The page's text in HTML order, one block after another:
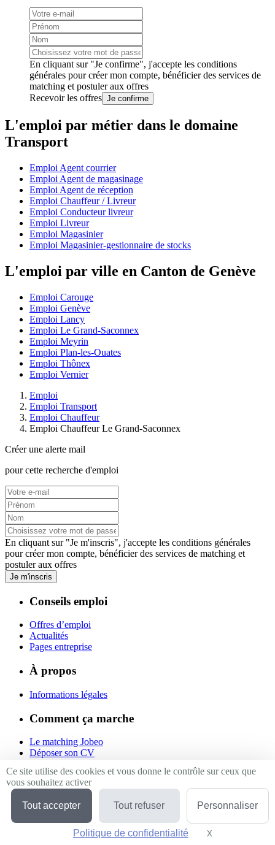
En cliquant sur "Je confirme", j'accepte les conditions
générales pour créer mon compte, bénéficier des services de
matching et postuler aux offres
Recevoir les offres Je confirme
L'emploi par métier dans le domaine
Transport
Emploi Agent courrier
Emploi Agent de magasinage
Emploi Agent de réception
Emploi Chauffeur / Livreur
Emploi Conducteur livreur
Emploi Livreur
Emploi Magasinier
Emploi Magasinier-gestionnaire de stocks
L'emploi par ville en Canton de Genève
Emploi Carouge
Emploi Genève
Emploi Lancy
Emploi Le Grand-Saconnex
Emploi Meyrin
Emploi Plan-les-Ouates
Emploi Thônex
Emploi Vernier
Emploi
Emploi Transport
Emploi Chauffeur
Emploi Chauffeur Le Grand-Saconnex
Créer une alerte mail
pour cette recherche d'emploi
En cliquant sur "Je m'inscris", j'accepte les conditions générales
pour créer mon compte, bénéficier des services de matching et
postuler aux offres
Je m'inscris
Conseils emploi
Offres d’emploi
Actualités
Pages entreprise
À propos
Informations légales
Comment ça marche
Le matching Jobeo
Déposer son CV
Suivez-nous
Linkedin
Facebook
Twitter
Ce site utilise des cookies et vous donne le contrôle sur ceux que
vous souhaitez activer
Tout accepter Tout refuser Personnaliser
Politique de confidentialité X